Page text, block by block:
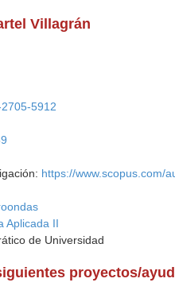
Villagrán
5912
https://www.scopus.com/
Aplicada II
de Universidad
proyectos/